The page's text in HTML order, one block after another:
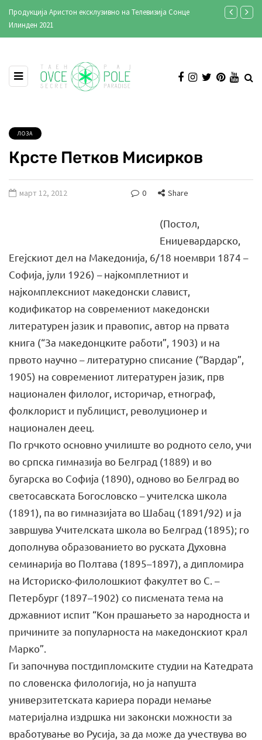
Продукција Аристон ексклузивно на Телевизија Сонце
Илинден 2021
Стари
ЛОЗА
Крсте Петков Мисирков
март 12, 2012 0 Share
(Постол,
Ениџевардарско,
Егејскиот дел на Македонија, 6/18 ноември 1874 –
Софија, јули 1926) – најкомплетниот и
најкомплексниот македонски славист,
кодификатор на современиот македонски
литературен јазик и правопис, автор на првата
книга (“За македонцките работи”, 1903) и на
првото научно – литературно списание (“Вардар”,
1905) на современиот литературен јазик, прв
национален филолог, историчар, етнограф,
фолклорист и публицист, револуционер и
национален деец.
По грчкото основно училиште во родното село, учи
во српска гимназија во Белград (1889) и во
бугарска во Софија (1890), одново во Белград во
светосавската Богословско – учителска школа
(1891), па во гимназијата во Шабац (1891/92) и ја
завршува Учителската школа во Белград (1895); го
дополнува образованието во руската Духовна
семинарија во Полтава (1895–1897), а дипломира
на Историско-филолошкиот факултет во С. –
Петербург (1897–1902) со писмената тема на
државниот испит “Кон прашањето за народноста и
причините за популарноста на македонскиот крал
Марко”.
Ги започнува постдипломските студии на Катедрата
по словенска филологија, но ја напушта
универзитетската кариера поради немање
материјална издршка ни законски можности за
вработување во Русија, за да може да учествува во